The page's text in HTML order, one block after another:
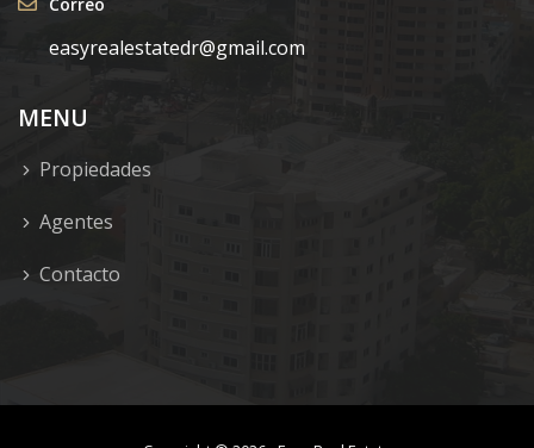
easyrealestatedr@gmail.com
MENU
Propiedades
Agentes
Contacto